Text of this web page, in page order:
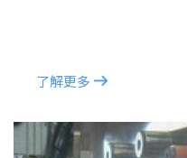
了解更多